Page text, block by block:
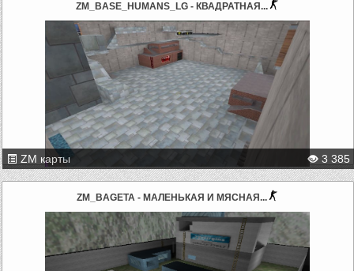
ZM_BASE_HUMANS_LG - КВАДРАТНАЯ...
ZM карты 3 385
ZM_BAGETA - МАЛЕНЬКАЯ И МЯСНАЯ...